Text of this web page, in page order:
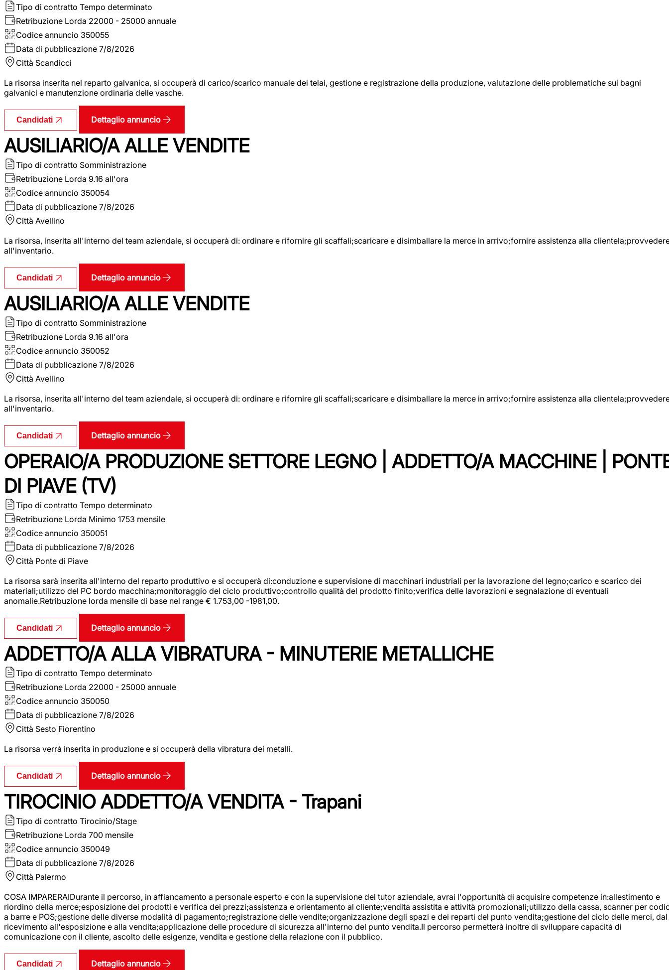
Tipo di contratto Tempo determinato
Retribuzione Lorda 22000 - 25000 annuale
Codice annuncio 350055
Data di pubblicazione 7/8/2026
Città Scandicci
La risorsa inserita nel reparto galvanica, si occuperà di carico/scarico manuale dei telai, gestione e registrazione della produzione, valutazione delle problematiche sui bagni
galvanici e manutenzione ordinaria delle vasche.
Candidati Dettaglio annuncio
AUSILIARIO/A ALLE VENDITE
Tipo di contratto Somministrazione
Retribuzione Lorda 9.16 all'ora
Codice annuncio 350054
Data di pubblicazione 7/8/2026
Città Avellino
La risorsa, inserita all'interno del team aziendale, si occuperà di: ordinare e rifornire gli scaffali;scaricare e disimballare la merce in arrivo;fornire assistenza alla
all'inventario.
Candidati Dettaglio annuncio
AUSILIARIO/A ALLE VENDITE
Tipo di contratto Somministrazione
Retribuzione Lorda 9.16 all'ora
Codice annuncio 350052
Data di pubblicazione 7/8/2026
Città Avellino
La risorsa, inserita all'interno del team aziendale, si occuperà di: ordinare e rifornire gli scaffali;scaricare e disimballare la merce in arrivo;fornire assistenza alla
all'inventario.
Candidati Dettaglio annuncio
OPERAIO/A PRODUZIONE SETTORE LEGNO | ADDETTO/A MACCHINE |
DI PIAVE (TV)
Tipo di contratto Tempo determinato
Retribuzione Lorda Minimo 1753 mensile
Codice annuncio 350051
Data di pubblicazione 7/8/2026
Città Ponte di Piave
La risorsa sarà inserita all'interno del reparto produttivo e si occuperà di:conduzione e supervisione di macchinari industriali per la lavorazione del legno;carico e scarico dei
materiali;utilizzo del PC bordo macchina;monitoraggio del ciclo produttivo;controllo qualità del prodotto finito;verifica delle lavorazioni e segnalazione di eventuali
anomalie.Retribuzione lorda mensile di base nel range € 1.753,00 -1981,00.
Candidati Dettaglio annuncio
ADDETTO/A ALLA VIBRATURA - MINUTERIE METALLICHE
Tipo di contratto Tempo determinato
Retribuzione Lorda 22000 - 25000 annuale
Codice annuncio 350050
Data di pubblicazione 7/8/2026
Città Sesto Fiorentino
La risorsa verrà inserita in produzione e si occuperà della vibratura dei metalli.
Candidati Dettaglio annuncio
TIROCINIO ADDETTO/A VENDITA - Trapani
Tipo di contratto Tirocinio/Stage
Retribuzione Lorda 700 mensile
Codice annuncio 350049
Data di pubblicazione 7/8/2026
Città Palermo
COSA IMPARERAIDurante il percorso, in affiancamento a personale esperto e con la supervisione del tutor aziendale, avrai l'opportunità di acquisire competenze in:allestimento e
riordino della merce;esposizione dei prodotti e verifica dei prezzi;assistenza e orientamento al cliente;vendita assistita e attività promozionali;utilizzo della cassa, scanner per
a barre e POS;gestione delle diverse modalità di pagamento;registrazione delle vendite;organizzazione degli spazi e dei reparti del punto vendita;gestione del ciclo delle merci, dal
ricevimento all'esposizione e alla vendita;applicazione delle procedure di sicurezza all'interno del punto vendita.Il percorso permetterà inoltre di sviluppare capacità di
comunicazione con il cliente, ascolto delle esigenze, vendita e gestione della relazione con il pubblico.
Candidati Dettaglio annuncio